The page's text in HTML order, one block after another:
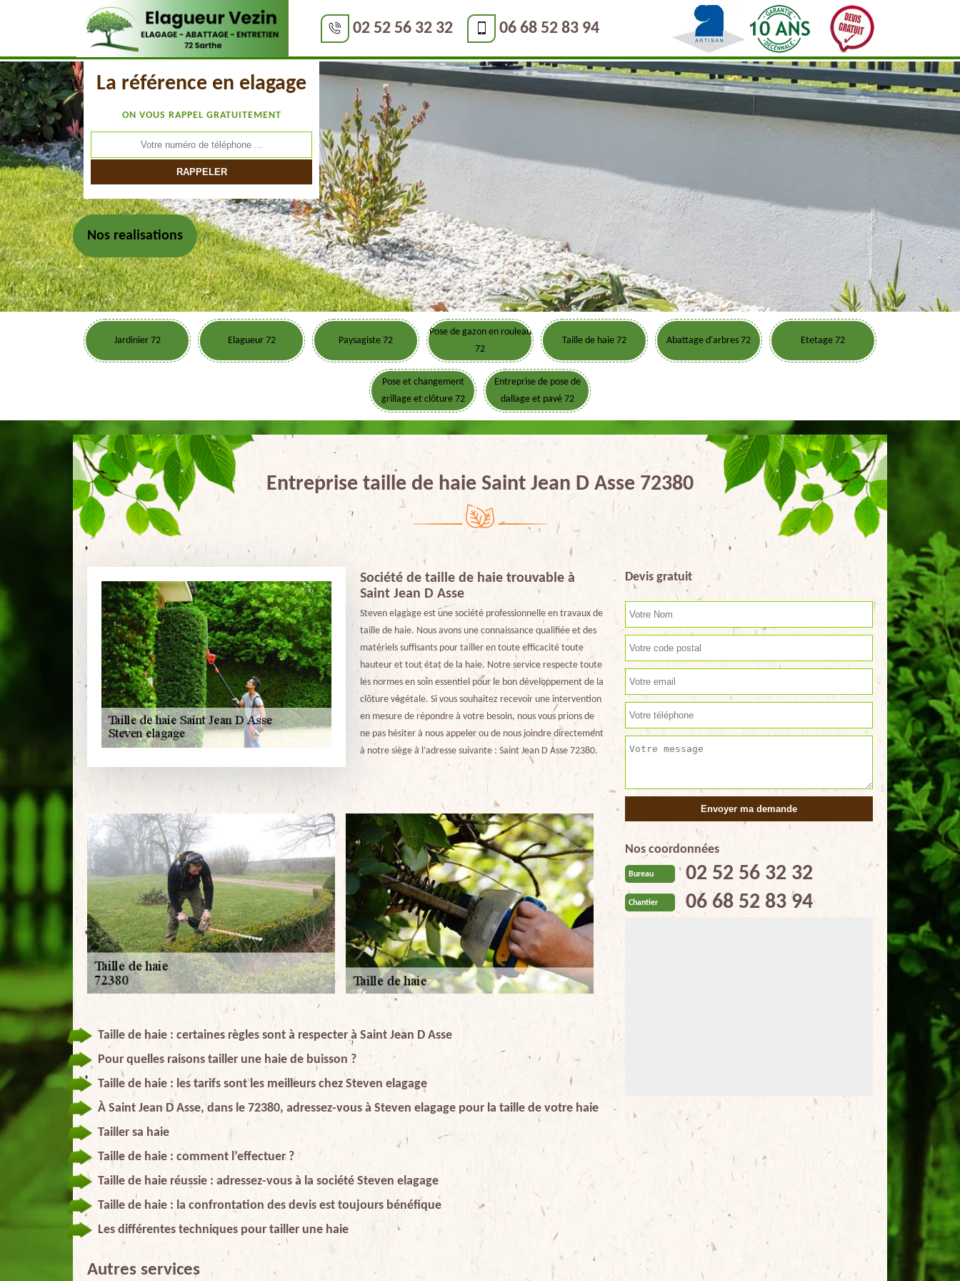
02 52 56 32 32 06 68 52 83 94
La référence en elagage
ON VOUS RAPPEL GRATUITEMENT
Nos realisations
Jardinier 72 Elagueur 72 Paysagiste 72
Pose de gazon en rouleau
72
Taille de haie 72 Abattage d'arbres 72 Etetage 72
Pose et changement
grillage et clôture 72
Entreprise de pose de
dallage et pavé 72
Entreprise taille de haie Saint Jean D Asse 72380
Société de taille de haie trouvable à
Saint Jean D Asse
Steven elagage est une société professionnelle en travaux de
taille de haie. Nous avons une connaissance qualifiée et des
matériels suffisants pour tailler en toute efficacité toute
hauteur et tout état de la haie. Notre service respecte toute
les normes en soin essentiel pour le bon développement de la
clôture végétale. Si vous souhaitez recevoir une intervention
en mesure de répondre à votre besoin, nous vous prions de
ne pas hésiter à nous appeler ou de nous joindre directement
à notre siège à l’adresse suivante : Saint Jean D Asse 72380.
Taille de haie : certaines règles sont à respecter à Saint Jean D Asse
Pour quelles raisons tailler une haie de buisson ?
Taille de haie : les tarifs sont les meilleurs chez Steven elagage
À Saint Jean D Asse, dans le 72380, adressez-vous à Steven elagage pour la taille de votre haie
Tailler sa haie
Taille de haie : comment l’effectuer ?
Taille de haie réussie : adressez-vous à la société Steven elagage
Taille de haie : la confrontation des devis est toujours bénéfique
Les différentes techniques pour tailler une haie
Devis gratuit
Nos coordonnées
Bureau 02 52 56 32 32
Chantier 06 68 52 83 94
Autres services